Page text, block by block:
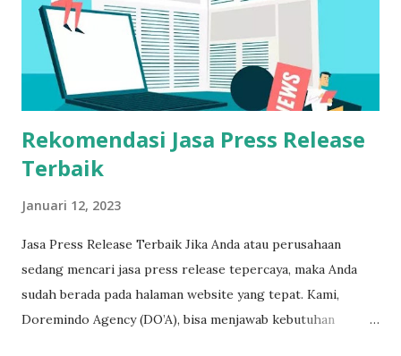
kehidupan seseorang. Biografi bisa jadi seseorang yang
masih hidup sampai sekarang, atau bisa juga subjek
seseorang yang hidup bertahun-tahun yang lalu. Selama
sumber informasi bisa dipertanggungjawabkan, maka boleh
ditu...
Rekomendasi Jasa Press Release
Terbaik
Januari 12, 2023
Jasa Press Release Terbaik Jika Anda atau perusahaan
sedang mencari jasa press release tepercaya, maka Anda
sudah berada pada halaman website yang tepat. Kami,
Doremindo Agency (DO’A), bisa menjawab kebutuhan